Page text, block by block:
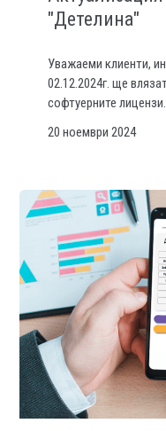
"Детелина"
Уважаеми клиенти,
02.12.2024г. ще
софтуерните
20 ноември 2024